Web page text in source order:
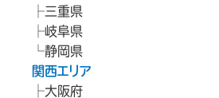
三重県
岐阜県
静岡県
関西エリア
大阪府